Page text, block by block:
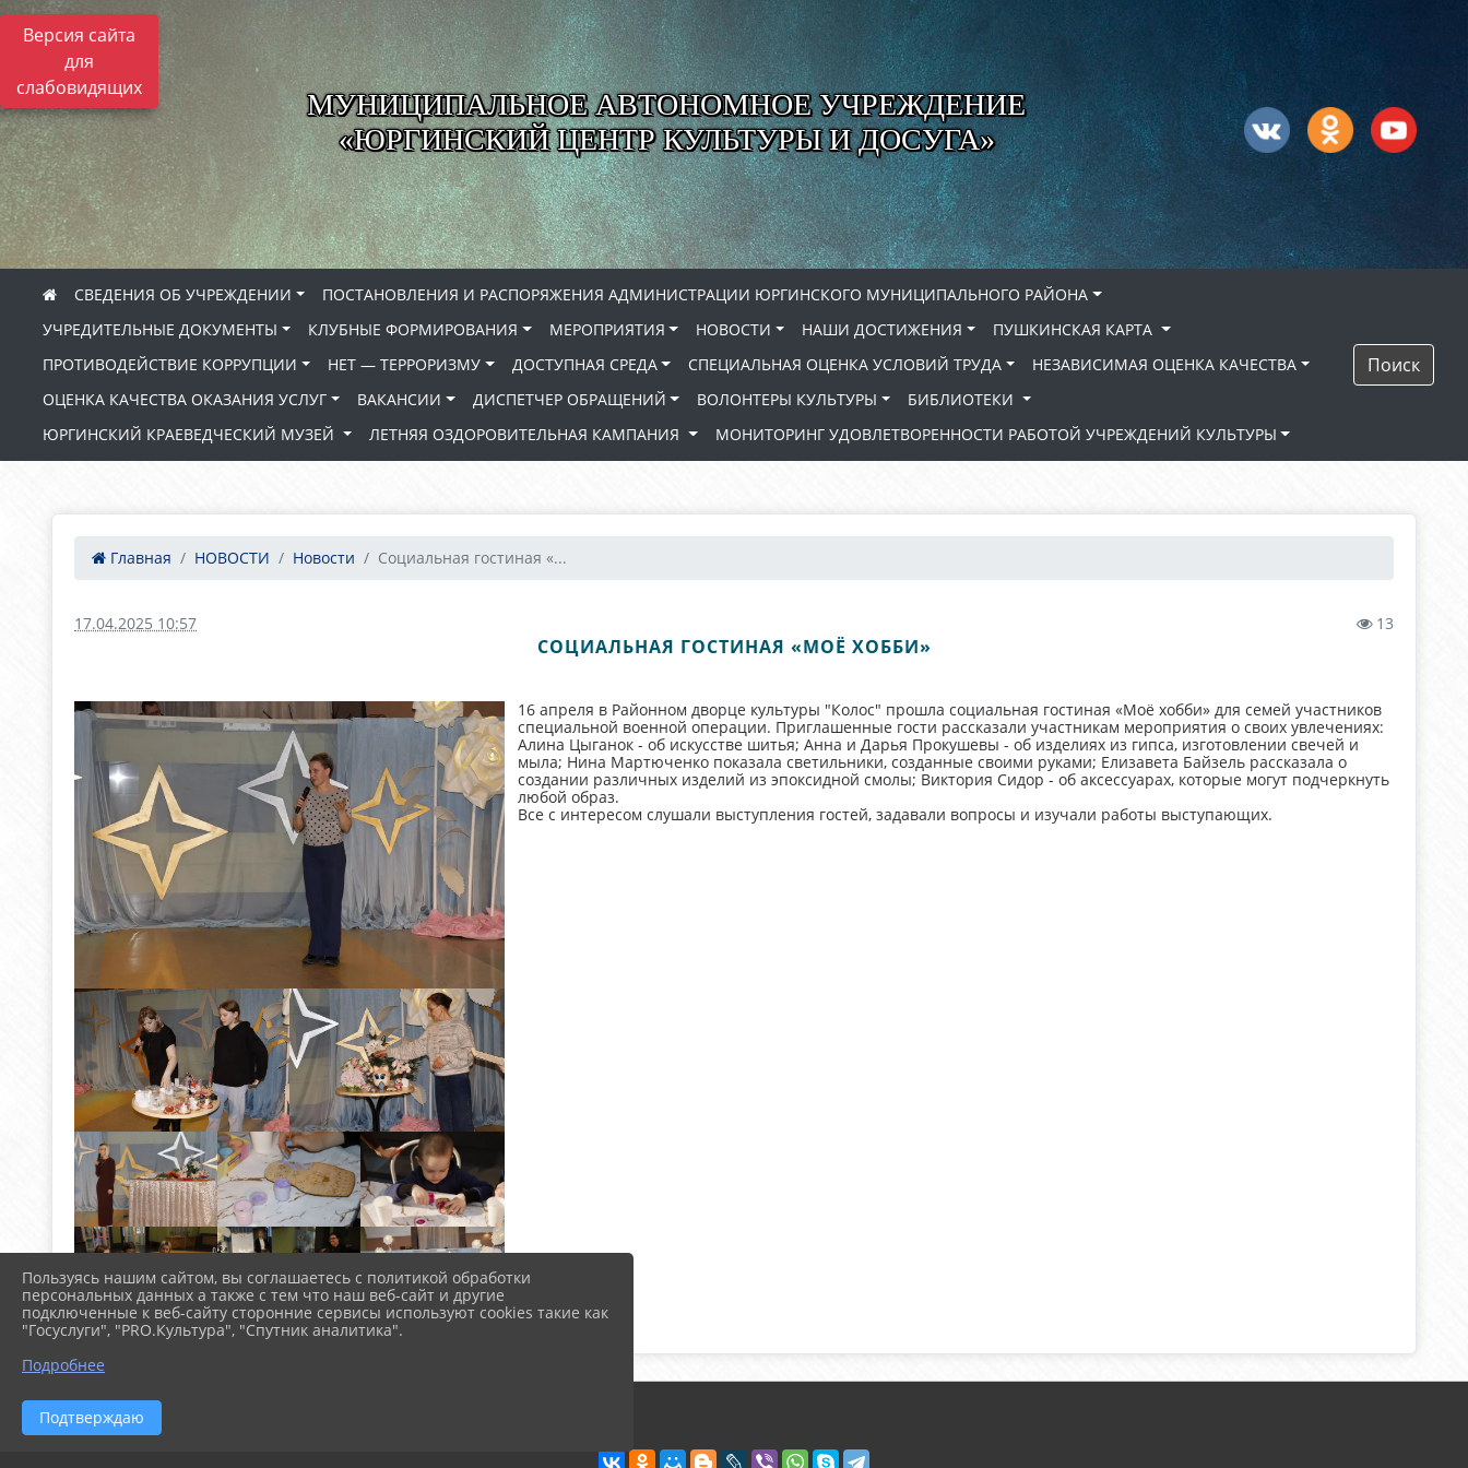
Версия сайта
для
слабовидящих
МУНИЦИПАЛЬНОЕ АВТОНОМНОЕ УЧРЕЖДЕНИЕ
«ЮРГИНСКИЙ ЦЕНТР КУЛЬТУРЫ И ДОСУГА»
СВЕДЕНИЯ ОБ УЧРЕЖДЕНИИ
ПОСТАНОВЛЕНИЯ И РАСПОРЯЖЕНИЯ АДМИНИСТРАЦИИ ЮРГИНСКОГО МУНИЦИПАЛЬНОГО РАЙОНА
УЧРЕДИТЕЛЬНЫЕ ДОКУМЕНТЫ
КЛУБНЫЕ ФОРМИРОВАНИЯ МЕРОПРИЯТИЯ НОВОСТИ НАШИ ДОСТИЖЕНИЯ
ПУШКИНСКАЯ КАРТА
ПРОТИВОДЕЙСТВИЕ КОРРУПЦИИ
НЕТ — ТЕРРОРИЗМУ ДОСТУПНАЯ СРЕДА СПЕЦИАЛЬНАЯ ОЦЕНКА УСЛОВИЙ ТРУДА
НЕЗАВИСИМАЯ ОЦЕНКА КАЧЕСТВА
ОЦЕНКА КАЧЕСТВА ОКАЗАНИЯ УСЛУГ
ВАКАНСИИ ДИСПЕТЧЕР ОБРАЩЕНИЙ ВОЛОНТЕРЫ КУЛЬТУРЫ
БИБЛИОТЕКИ
ЮРГИНСКИЙ КРАЕВЕДЧЕСКИЙ МУЗЕЙ
ЛЕТНЯЯ ОЗДОРОВИТЕЛЬНАЯ КАМПАНИЯ МОНИТОРИНГ УДОВЛЕТВОРЕННОСТИ РАБОТОЙ УЧРЕЖДЕНИЙ КУЛЬТУРЫ
Поиск
Главная НОВОСТИ Новости Социальная гостиная «...
17.04.2025 10:57 13
СОЦИАЛЬНАЯ ГОСТИНАЯ «МОЁ ХОББИ»
16 апреля в Районном дворце культуры "Колос" прошла социальная гостиная «Моё хобби» для семей участников
специальной военной операции. Приглашенные гости рассказали участникам мероприятия о своих увлечениях:
Алина Цыганок - об искусстве шитья; Анна и Дарья Прокушевы - об изделиях из гипса, изготовлении свечей и
мыла; Нина Мартюченко показала светильники, созданные своими руками; Елизавета Байзель рассказала о
создании различных изделий из эпоксидной смолы; Виктория Сидор - об аксессуарах, которые могут подчеркнуть
любой образ.
Все с интересом слушали выступления гостей, задавали вопросы и изучали работы выступающих.
Пользуясь нашим сайтом, вы соглашаетесь с политикой обработки
персональных данных а также с тем что наш веб-сайт и другие
подключенные к веб-сайту сторонние сервисы используют cookies такие как
"Госуслуги", "PRO.Культура", "Спутник аналитика".
Подробнее
Подтверждаю